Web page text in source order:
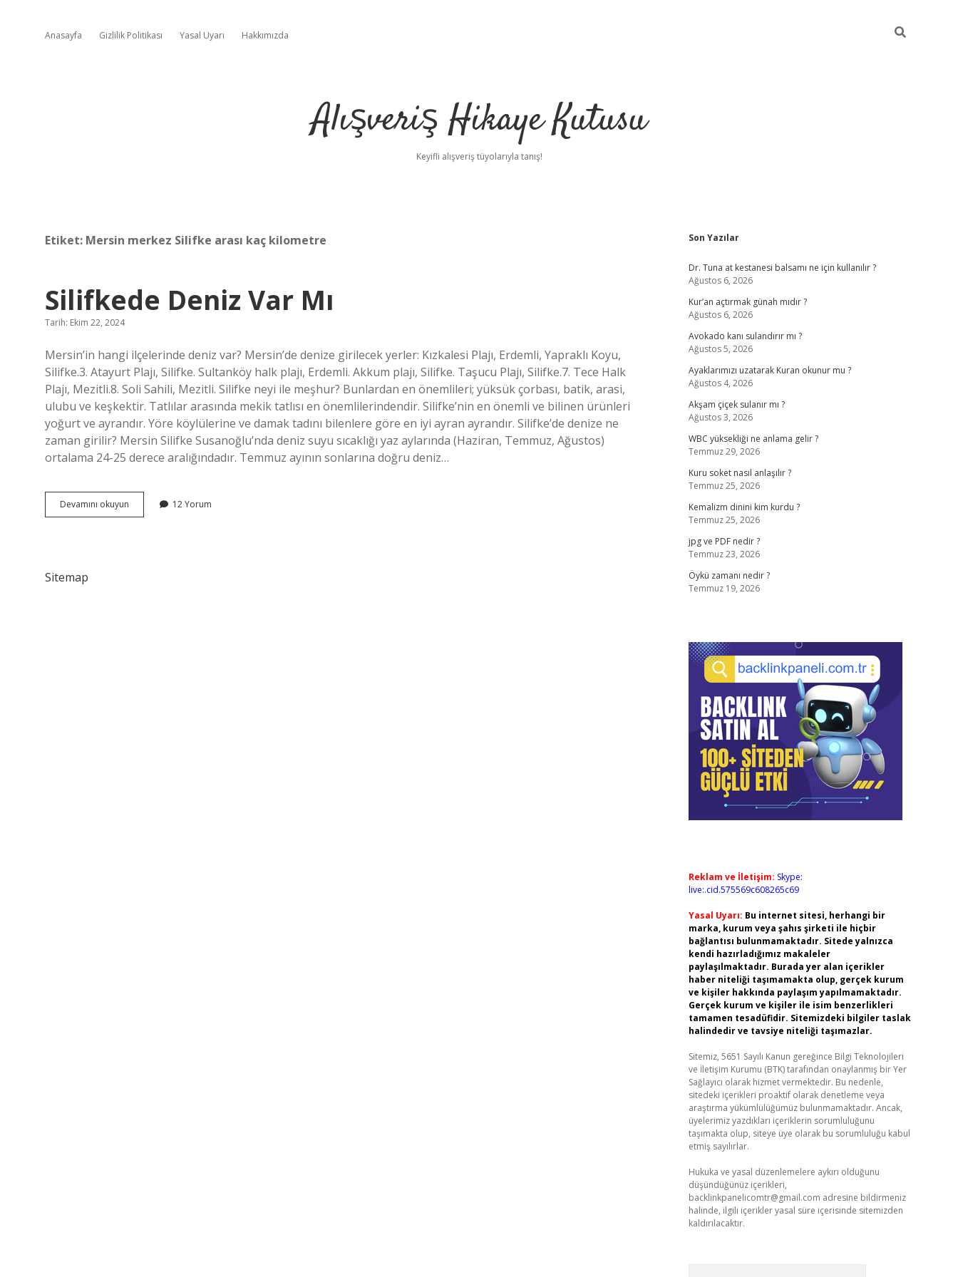
Anasayfa Gizlilik Politikası Yasal Uyarı Hakkımızda
Alışveriş Hikaye Kutusu
Keyifli alışveriş tüyolarıyla tanış!
Etiket: Mersin merkez Silifke arası kaç kilometre
Silifkede Deniz Var Mı
Tarih: Ekim 22, 2024
Mersin’in hangi ilçelerinde deniz var? Mersin’de denize girilecek yerler: Kızkalesi Plajı, Erdemli, Yapraklı Koyu,
Silifke.3. Atayurt Plajı, Silifke. Sultanköy halk plajı, Erdemli. Akkum plajı, Silifke. Taşucu Plajı, Silifke.7. Tece Halk
Plajı, Mezitli.8. Soli Sahili, Mezitli. Silifke neyi ile meşhur? Bunlardan en önemlileri; yüksük çorbası, batik, arasi,
ulubu ve keşkektir. Tatlılar arasında mekik tatlısı en önemlilerindendir. Silifke’nin en önemli ve bilinen ürünleri
yoğurt ve ayrandır. Yöre köylülerine ve damak tadını bilenlere göre en iyi ayran ayrandır. Silifke’de denize ne
zaman girilir? Mersin Silifke Susanoğlu’nda deniz suyu sıcaklığı yaz aylarında (Haziran, Temmuz, Ağustos)
ortalama 24-25 derece aralığındadır. Temmuz ayının sonlarına doğru deniz…
Devamını okuyun Silifkede
Deniz
12 Yorum
Sitemap
Sidebar
Son Yazılar
Dr. Tuna at kestanesi balsamı ne için kullanılır ?
Ağustos 6, 2026
Kur’an açtırmak günah mıdır ?
Ağustos 6, 2026
Avokado kanı sulandırır mı ?
Ağustos 5, 2026
Ayaklarımızı uzatarak Kuran okunur mu ?
Ağustos 4, 2026
Akşam çiçek sulanır mı ?
Ağustos 3, 2026
WBC yüksekliği ne anlama gelir ?
Temmuz 29, 2026
Kuru soket nasıl anlaşılır ?
Temmuz 25, 2026
Kemalizm dinini kim kurdu ?
Temmuz 25, 2026
jpg ve PDF nedir ?
Temmuz 23, 2026
Öykü zamanı nedir ?
Temmuz 19, 2026
Reklam ve İletişim: Skype:
live:.cid.575569c608265c69
Yasal Uyarı: Bu internet sitesi, herhangi bir
marka, kurum veya şahıs şirketi ile hiçbir
bağlantısı bulunmamaktadır. Sitede yalnızca
kendi hazırladığımız makaleler
paylaşılmaktadır. Burada yer alan içerikler
haber niteliği taşımamakta olup, gerçek kurum
ve kişiler hakkında paylaşım yapılmamaktadır.
Gerçek kurum ve kişiler ile isim benzerlikleri
tamamen tesadüfidir. Sitemizdeki bilgiler taslak
halindedir ve tavsiye niteliği taşımazlar.
Sitemiz, 5651 Sayılı Kanun gereğince Bilgi Teknolojileri
ve İletişim Kurumu (BTK) tarafından onaylanmış bir Yer
Sağlayıcı olarak hizmet vermektedir. Bu nedenle,
sitedeki içerikleri proaktif olarak denetleme veya
araştırma yükümlülüğümüz bulunmamaktadır. Ancak,
üyelerimiz yazdıkları içeriklerin sorumluluğunu
taşımakta olup, siteye üye olarak bu sorumluluğu kabul
etmiş sayılırlar.
Hukuka ve yasal düzenlemelere aykırı olduğunu
düşündüğünüz içerikleri,
backlinkpanelicomtr@gmail.com adresine bildirmeniz
halinde, ilgili içerikler yasal süre içerisinde sitemizden
kaldırılacaktır.